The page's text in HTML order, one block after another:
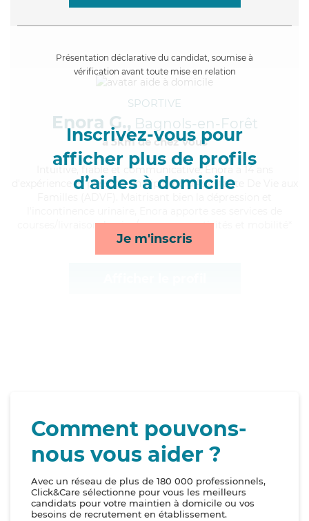
Présentation déclarative du candidat, soumise à
vérification avant toute mise en relation
Inscrivez-vous pour
afficher plus de profils
d’aides à domicile
Je m'inscris
SPORTIVE
Enora G., Bagnols-en-Forêt
à 5km de chez Vous
, fiable et communicative, Enora a 14 ans
d'expérience et possède un diplôme d'Assistante De Vie aux
courses/livraison, lessive/repassage, activités et mobilité*
Comment pouvons-
nous vous aider ?
Avec un réseau de plus de 180 000 professionnels,
Click&Care sélectionne pour vous les meilleurs
candidats pour votre maintien à domicile ou vos
besoins de recrutement en établissement.